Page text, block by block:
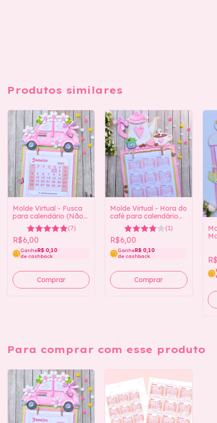
Produtos similares
Molde Virtual - Fusca
para calendário (Não
acompanha arquivo do
calendário)
(7)
R$6,00
GanheR$ 0,10
de cashback
Molde Virtual - Hora do
café para calendário
(Não acompanha
arquivo do calendário)
(1)
R$6,00
GanheR$ 0,10
de cashback
Para comprar com esse produto